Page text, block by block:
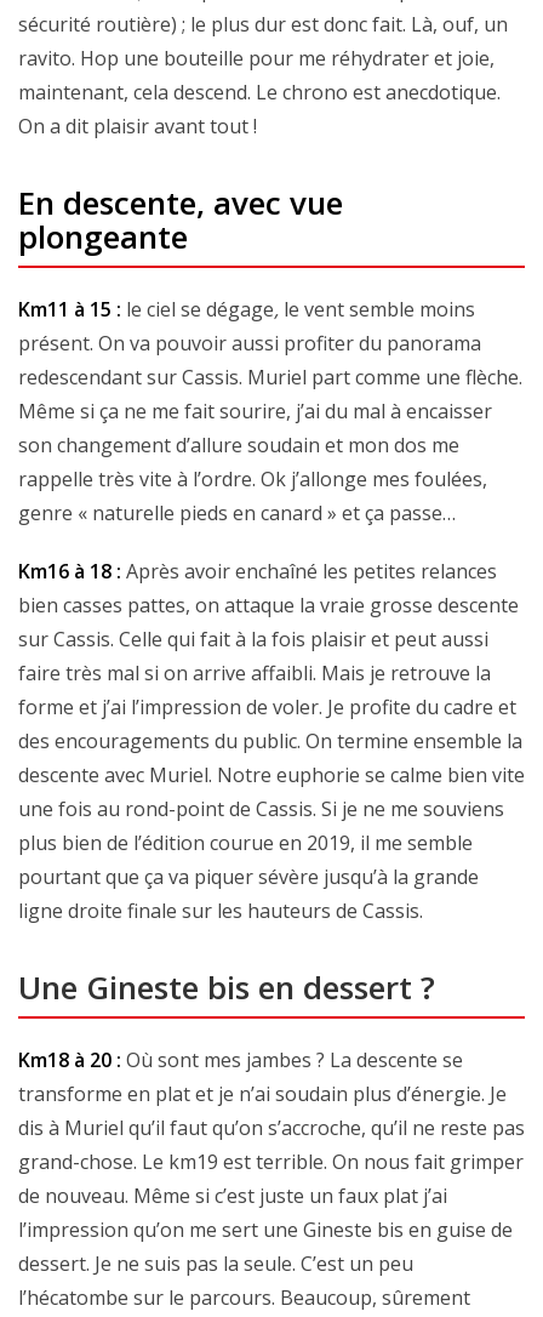
sécurité routière) ; le plus dur est donc fait. Là, ouf, un
ravito. Hop une bouteille pour me réhydrater et joie,
maintenant, cela descend. Le chrono est anecdotique.
On a dit plaisir avant tout !
En descente, avec vue
plongeante
Km11 à 15 : le ciel se dégage, le vent semble moins
présent. On va pouvoir aussi profiter du panorama
redescendant sur Cassis. Muriel part comme une flèche.
Même si ça ne me fait sourire, j’ai du mal à encaisser
son changement d’allure soudain et mon dos me
rappelle très vite à l’ordre. Ok j’allonge mes foulées,
genre « naturelle pieds en canard » et ça passe…
Km16 à 18 : Après avoir enchaîné les petites relances
bien casses pattes, on attaque la vraie grosse descente
sur Cassis. Celle qui fait à la fois plaisir et peut aussi
faire très mal si on arrive affaibli. Mais je retrouve la
forme et j’ai l’impression de voler. Je profite du cadre et
des encouragements du public. On termine ensemble la
descente avec Muriel. Notre euphorie se calme bien vite
une fois au rond-point de Cassis. Si je ne me souviens
plus bien de l’édition courue en 2019, il me semble
pourtant que ça va piquer sévère jusqu’à la grande
ligne droite finale sur les hauteurs de Cassis.
Une Gineste bis en dessert ?
Km18 à 20 : Où sont mes jambes ? La descente se
transforme en plat et je n’ai soudain plus d’énergie. Je
dis à Muriel qu’il faut qu’on s’accroche, qu’il ne reste pas
grand-chose. Le km19 est terrible. On nous fait grimper
de nouveau. Même si c’est juste un faux plat j’ai
l’impression qu’on me sert une Gineste bis en guise de
dessert. Je ne suis pas la seule. C’est un peu
l’hécatombe sur le parcours. Beaucoup, sûrement